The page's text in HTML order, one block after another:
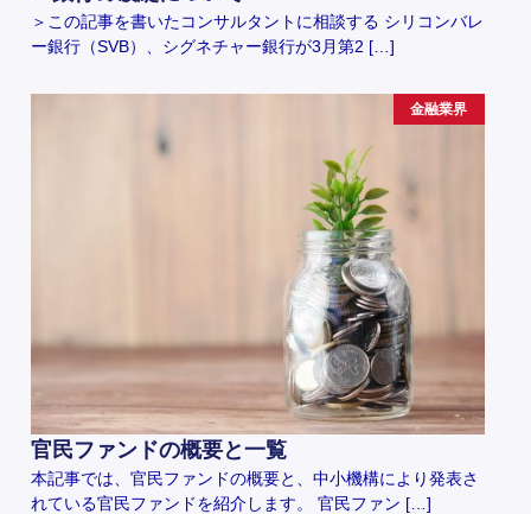
＞この記事を書いたコンサルタントに相談する シリコンバレ
ー銀行（SVB）、シグネチャー銀行が3月第2 […]
金融業界
官民ファンドの概要と一覧
本記事では、官民ファンドの概要と、中小機構により発表さ
れている官民ファンドを紹介します。 官民ファン […]